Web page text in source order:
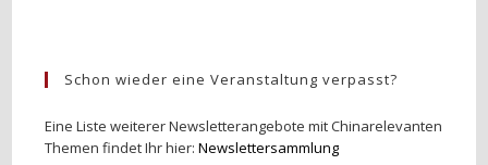
Schon wieder eine Veranstaltung verpasst?
Eine Liste weiterer Newsletterangebote mit Chinarelevanten
Themen findet Ihr hier:Newslettersammlung